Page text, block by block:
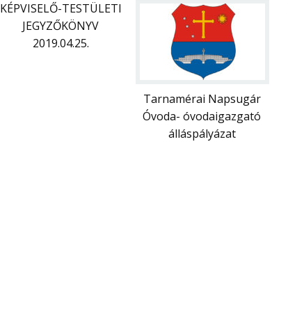
KÉPVISELŐ-TESTÜLETI
JEGYZŐKÖNYV
2019.04.25.
Tarnamérai Napsugár
Óvoda- óvodaigazgató
álláspályázat